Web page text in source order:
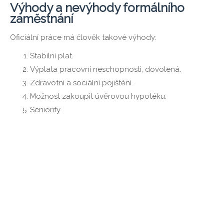
Výhody a nevýhody formálního
zaměstnání
Oficiální práce má člověk takové výhody:
Stabilní plat.
Výplata pracovní neschopnosti, dovolená.
Zdravotní a sociální pojištění.
Možnost zakoupit úvěrovou hypotéku.
Seniority.